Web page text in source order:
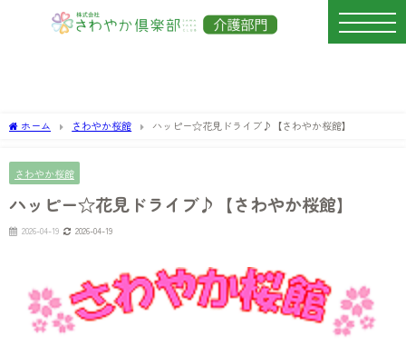
ホーム さわやか桜館 ハッピー☆花見ドライブ♪【さわやか桜館】
さわやか桜館
ハッピー☆花見ドライブ♪【さわやか桜館】
2026-04-19 2026-04-19